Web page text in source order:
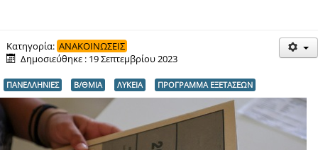
ΔΡΑΣΕΙΣ
ΕΠΙΚΟΙΝΩΝΙΑ
ΕΞ ΑΠΟΣΤΑΣΕΩΣ ΕΚΠΑΙΔΕΥΣΗ
Κατηγορία: ΑΝΑΚΟΙΝΩΣΕΙΣ
Δημοσιεύθηκε : 19 Σεπτεμβρίου 2023
ΠΑΝΕΛΛΗΝΙΕΣ Β/ΘΜΙΑ ΛΥΚΕΙΑ ΠΡΟΓΡΑΜΜΑ ΕΞΕΤΑΣΕΩΝ